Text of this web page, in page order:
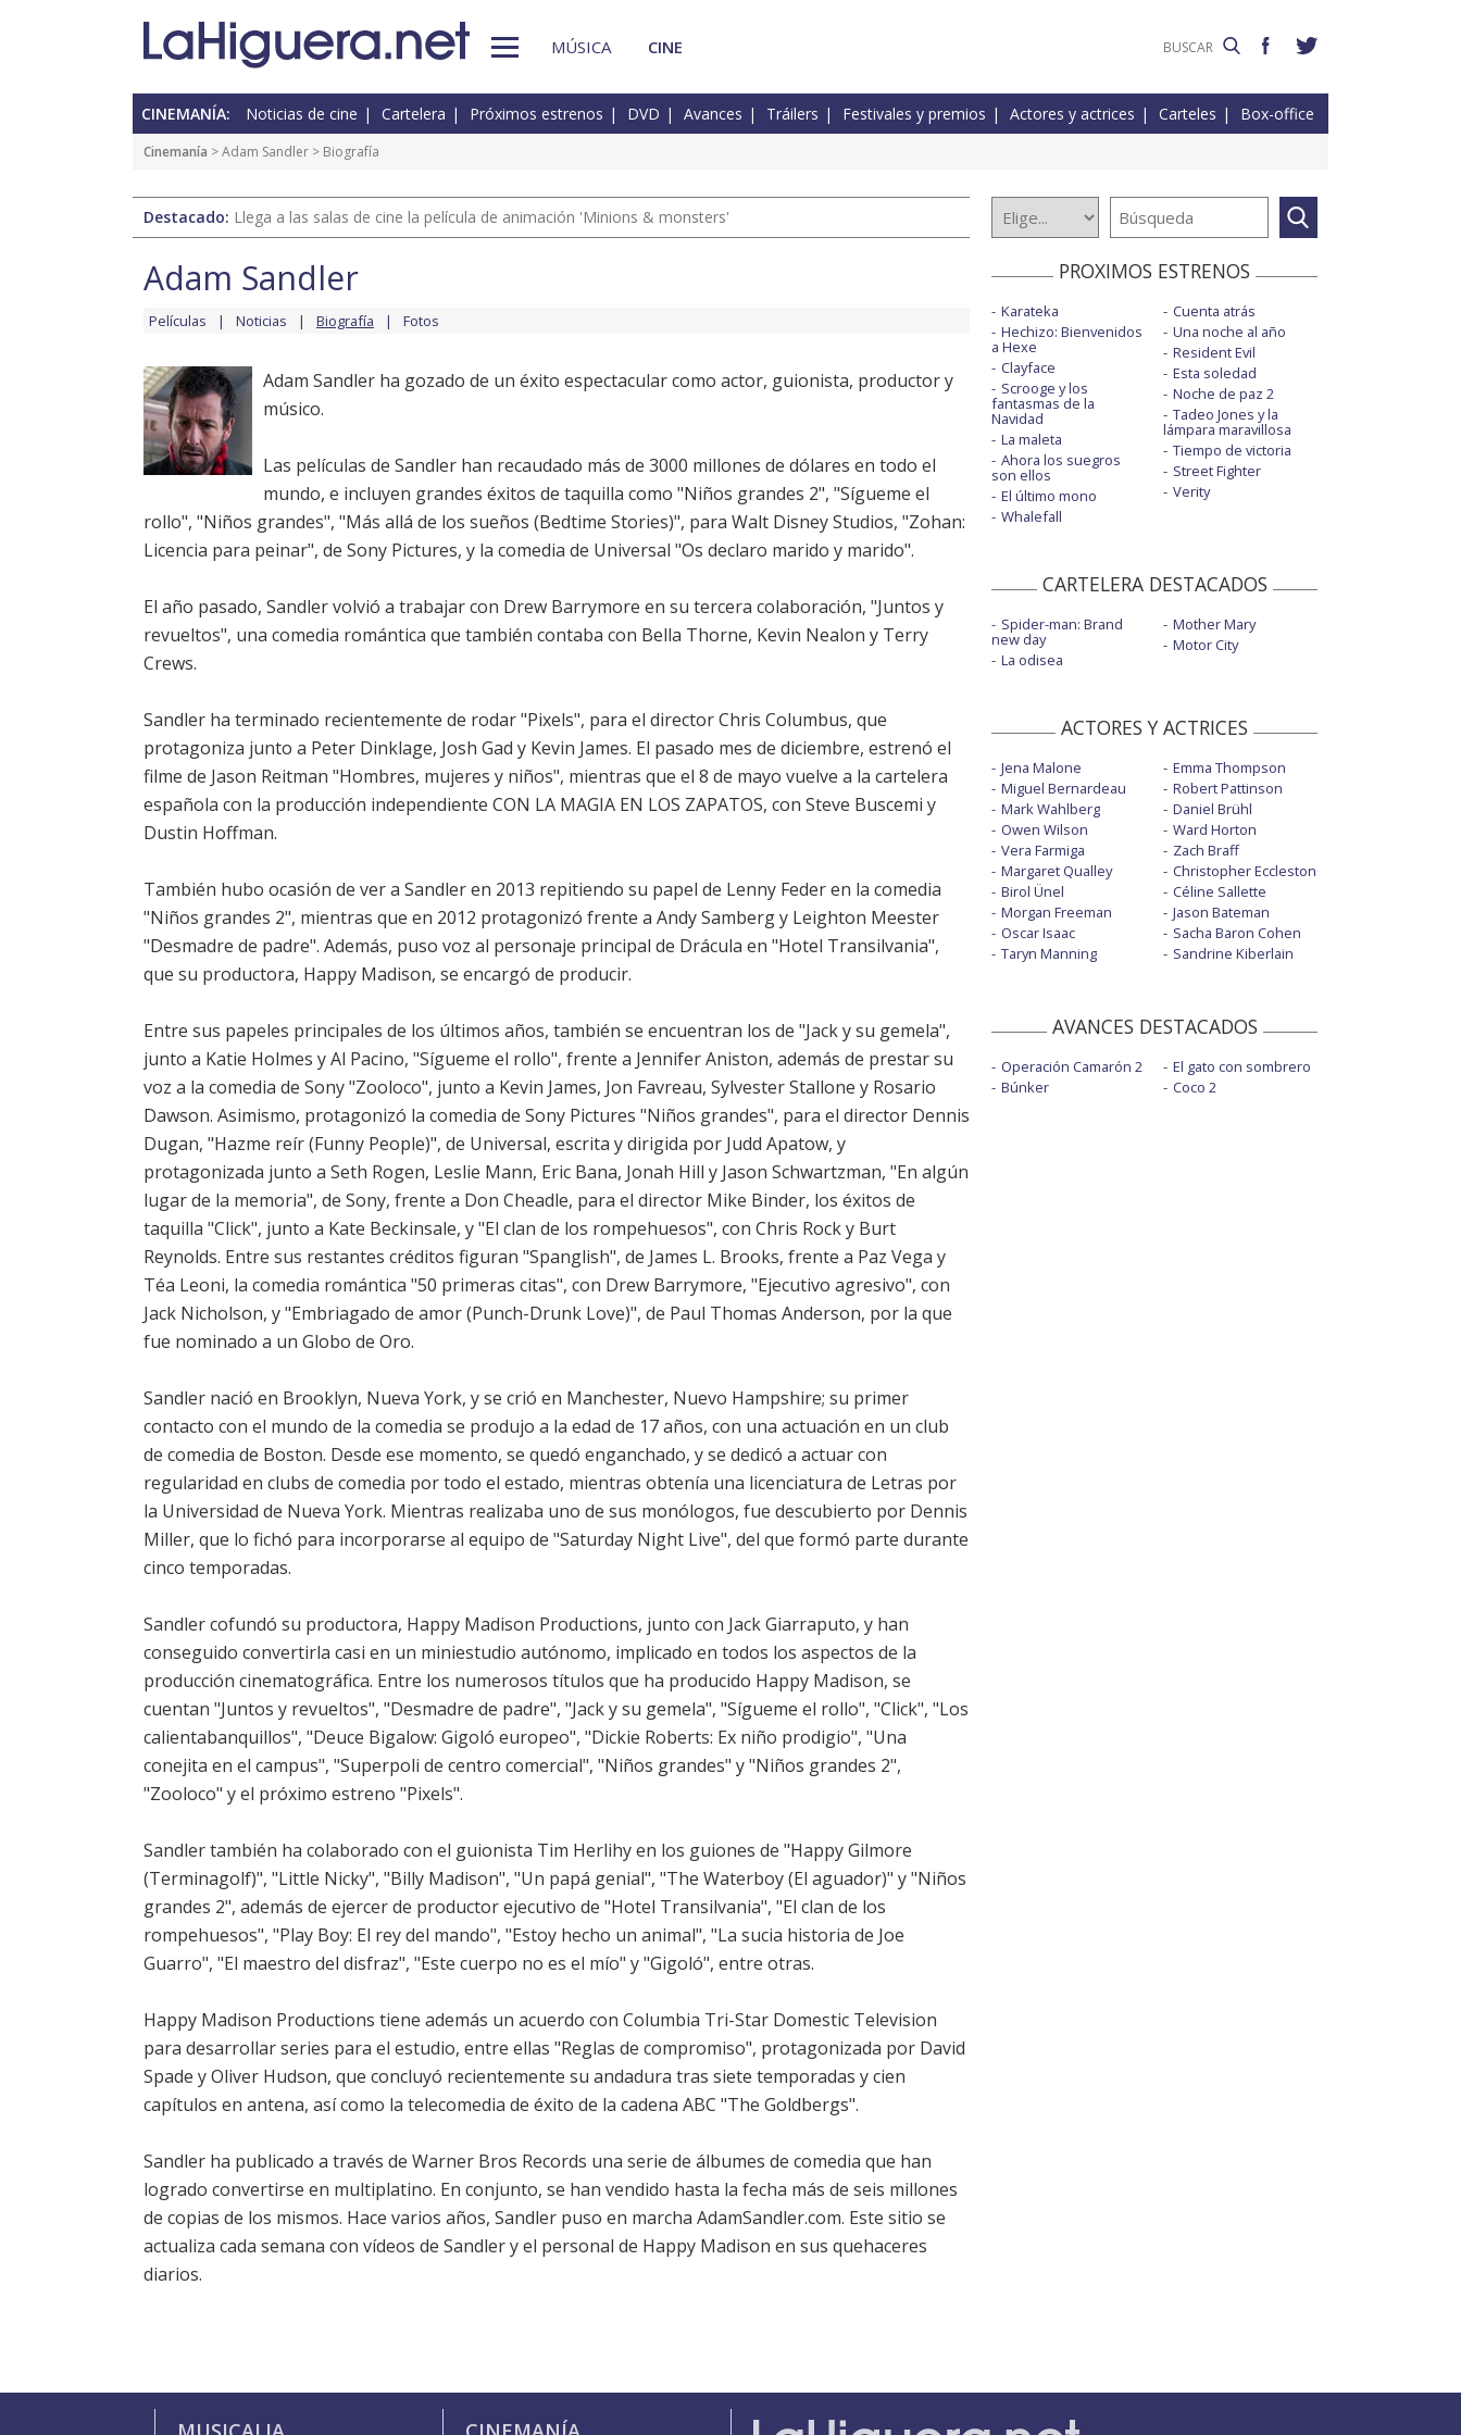
MÚSICA CINE
CINEMANÍA: Noticias de cine Cartelera Próximos estrenos DVD Avances Tráilers Festivales y premios Actores y actrices Carteles Box-office
Cinemanía >Adam Sandler > Biografía
Destacado: Llega a las salas de cine la película de animación 'Minions & monsters'
Adam Sandler
Películas Noticias Biografía Fotos
Adam Sandler ha gozado de un éxito espectacular como actor, guionista, productor y
músico.
Las películas de Sandler han recaudado más de 3000 millones de dólares en todo el
mundo, e incluyen grandes éxitos de taquilla como "Niños grandes 2", "Sígueme el
rollo", "Niños grandes", "Más allá de los sueños (Bedtime Stories)", para Walt Disney Studios, "Zohan:
Licencia para peinar", de Sony Pictures, y la comedia de Universal "Os declaro marido y marido".
El año pasado, Sandler volvió a trabajar con Drew Barrymore en su tercera colaboración, "Juntos y
revueltos", una comedia romántica que también contaba con Bella Thorne, Kevin Nealon y Terry
Crews.
Sandler ha terminado recientemente de rodar "Pixels", para el director Chris Columbus, que
protagoniza junto a Peter Dinklage, Josh Gad y Kevin James. El pasado mes de diciembre, estrenó el
filme de Jason Reitman "Hombres, mujeres y niños", mientras que el 8 de mayo vuelve a la cartelera
española con la producción independiente CON LA MAGIA EN LOS ZAPATOS, con Steve Buscemi y
Dustin Hoffman.
También hubo ocasión de ver a Sandler en 2013 repitiendo su papel de Lenny Feder en la comedia
"Niños grandes 2", mientras que en 2012 protagonizó frente a Andy Samberg y Leighton Meester
"Desmadre de padre". Además, puso voz al personaje principal de Drácula en "Hotel Transilvania",
que su productora, Happy Madison, se encargó de producir.
Entre sus papeles principales de los últimos años, también se encuentran los de "Jack y su gemela",
junto a Katie Holmes y Al Pacino, "Sígueme el rollo", frente a Jennifer Aniston, además de prestar su
voz a la comedia de Sony "Zooloco", junto a Kevin James, Jon Favreau, Sylvester Stallone y Rosario
Dawson. Asimismo, protagonizó la comedia de Sony Pictures "Niños grandes", para el director Dennis
Dugan, "Hazme reír (Funny People)", de Universal, escrita y dirigida por Judd Apatow, y
protagonizada junto a Seth Rogen, Leslie Mann, Eric Bana, Jonah Hill y Jason Schwartzman, "En algún
lugar de la memoria", de Sony, frente a Don Cheadle, para el director Mike Binder, los éxitos de
taquilla "Click", junto a Kate Beckinsale, y "El clan de los rompehuesos", con Chris Rock y Burt
Reynolds. Entre sus restantes créditos figuran "Spanglish", de James L. Brooks, frente a Paz Vega y
Téa Leoni, la comedia romántica "50 primeras citas", con Drew Barrymore, "Ejecutivo agresivo", con
Jack Nicholson, y "Embriagado de amor (Punch-Drunk Love)", de Paul Thomas Anderson, por la que
fue nominado a un Globo de Oro.
Sandler nació en Brooklyn, Nueva York, y se crió en Manchester, Nuevo Hampshire; su primer
contacto con el mundo de la comedia se produjo a la edad de 17 años, con una actuación en un club
de comedia de Boston. Desde ese momento, se quedó enganchado, y se dedicó a actuar con
regularidad en clubs de comedia por todo el estado, mientras obtenía una licenciatura de Letras por
la Universidad de Nueva York. Mientras realizaba uno de sus monólogos, fue descubierto por Dennis
Miller, que lo fichó para incorporarse al equipo de "Saturday Night Live", del que formó parte durante
cinco temporadas.
Sandler cofundó su productora, Happy Madison Productions, junto con Jack Giarraputo, y han
conseguido convertirla casi en un miniestudio autónomo, implicado en todos los aspectos de la
producción cinematográfica. Entre los numerosos títulos que ha producido Happy Madison, se
cuentan "Juntos y revueltos", "Desmadre de padre", "Jack y su gemela", "Sígueme el rollo", "Click", "Los
calientabanquillos", "Deuce Bigalow: Gigoló europeo", "Dickie Roberts: Ex niño prodigio", "Una
conejita en el campus", "Superpoli de centro comercial", "Niños grandes" y "Niños grandes 2",
"Zooloco" y el próximo estreno "Pixels".
Sandler también ha colaborado con el guionista Tim Herlihy en los guiones de "Happy Gilmore
(Terminagolf)", "Little Nicky", "Billy Madison", "Un papá genial", "The Waterboy (El aguador)" y "Niños
grandes 2", además de ejercer de productor ejecutivo de "Hotel Transilvania", "El clan de los
rompehuesos", "Play Boy: El rey del mando", "Estoy hecho un animal", "La sucia historia de Joe
Guarro", "El maestro del disfraz", "Este cuerpo no es el mío" y "Gigoló", entre otras.
Happy Madison Productions tiene además un acuerdo con Columbia Tri-Star Domestic Television
para desarrollar series para el estudio, entre ellas "Reglas de compromiso", protagonizada por David
Spade y Oliver Hudson, que concluyó recientemente su andadura tras siete temporadas y cien
capítulos en antena, así como la telecomedia de éxito de la cadena ABC "The Goldbergs".
Sandler ha publicado a través de Warner Bros Records una serie de álbumes de comedia que han
logrado convertirse en multiplatino. En conjunto, se han vendido hasta la fecha más de seis millones
de copias de los mismos. Hace varios años, Sandler puso en marcha AdamSandler.com. Este sitio se
actualiza cada semana con vídeos de Sandler y el personal de Happy Madison en sus quehaceres
diarios.
PROXIMOS ESTRENOS
Karateka
Hechizo: Bienvenidos
a Hexe
Clayface
Scrooge y los
fantasmas de la
Navidad
La maleta
Ahora los suegros
son ellos
El último mono
Whalefall
Cuenta atrás
Una noche al año
Resident Evil
Esta soledad
Noche de paz 2
Tadeo Jones y la
lámpara maravillosa
Tiempo de victoria
Street Fighter
Verity
CARTELERA DESTACADOS
Spider-man: Brand
new day
La odisea
Mother Mary
Motor City
ACTORES Y ACTRICES
Jena Malone
Miguel Bernardeau
Mark Wahlberg
Owen Wilson
Vera Farmiga
Margaret Qualley
Birol Ünel
Morgan Freeman
Oscar Isaac
Taryn Manning
Emma Thompson
Robert Pattinson
Daniel Brühl
Ward Horton
Zach Braff
Christopher Eccleston
Céline Sallette
Jason Bateman
Sacha Baron Cohen
Sandrine Kiberlain
AVANCES DESTACADOS
Operación Camarón 2
Búnker
El gato con sombrero
Coco 2